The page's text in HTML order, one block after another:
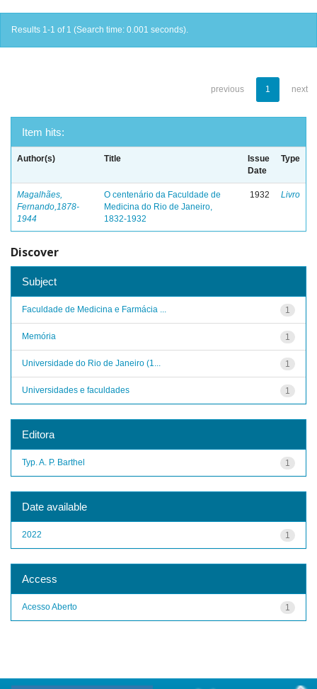
Results 1-1 of 1 (Search time: 0.001 seconds).
previous 1 next
Item hits:
Author(s) Title
Issue
Date
Type
Magalhães,
Fernando,1878-
1944
O centenário da Faculdade de
Medicina do Rio de Janeiro,
1832-1932
1932 Livro
Discover
Subject
1
Faculdade de Medicina e Farmácia ...
1
Memória
1
Universidade do Rio de Janeiro (1...
1
Universidades e faculdades
Editora
1
Typ. A. P. Barthel
Date available
1
2022
Access
1
Acesso Aberto